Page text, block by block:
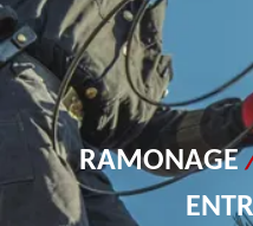
RAMONAGE